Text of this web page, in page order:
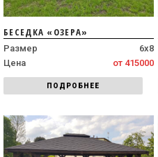
БЕСЕДКА «ОЗЕРА»
Размер
6х8
Цена
от 415000
ПОДРОБНЕЕ